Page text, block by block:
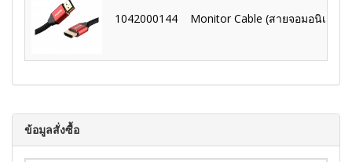
1042000144 Monitor Cable (สายจอมอนิเตอ
ข้อมูลสั่งซื้อ